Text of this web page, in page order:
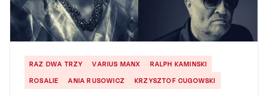
RAZ DWA TRZY VARIUS MANX
RALPH KAMINSKI
ROSALIE
ANIA RUSOWICZ KRZYSZTOF CUGOWSKI